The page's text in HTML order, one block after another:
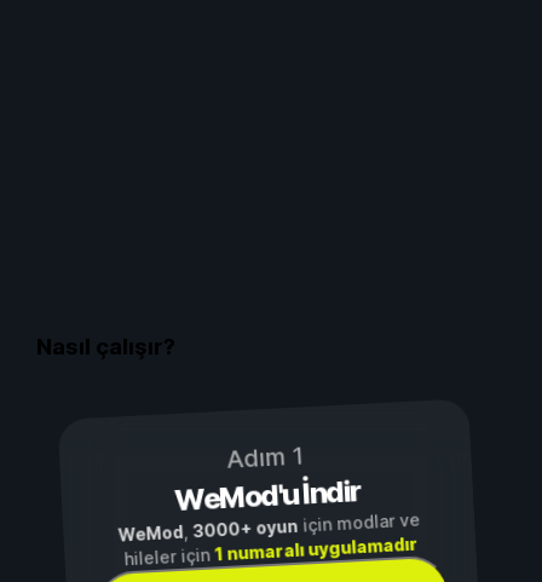
Nasıl çalışır?
Adım 1
WeMod'u İndir
WeMod,3000+ oyuniçin modlar ve
hileler için1 numaralı uygulamadır